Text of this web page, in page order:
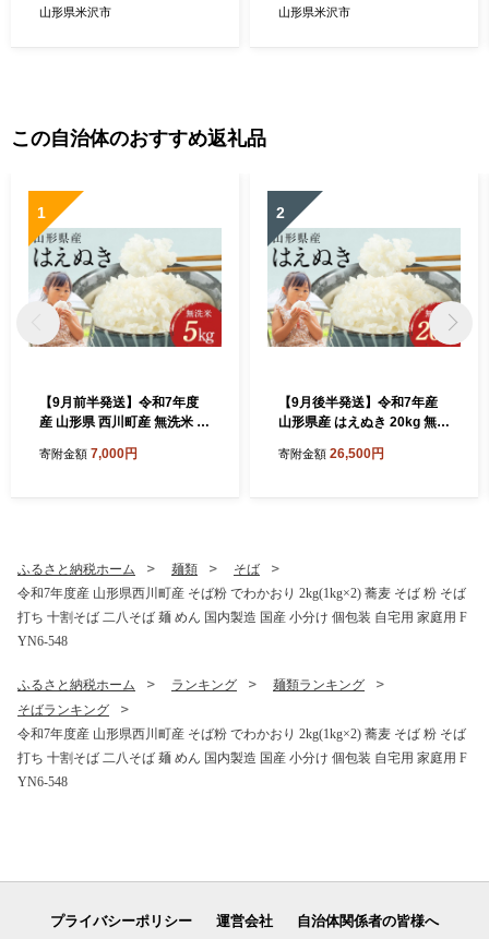
自然栽培そば 干しそば 常温
山形県米沢市
用 自然栽培そば 干しそば 常
山形県米沢市
この自治体のおすすめ返礼品
1
【9月前半発送】令和7年度
産 山形県 西川町産 無洗米 は
ブランド米 ごはん ご飯 節水
寄附金額 7,000円
2
【9月後半発送】令和7年産
山形県産 はえぬき 20kg 無洗
ん ご飯 白米 国産 ブランド米
寄附金額 26,500円
ふるさと納税ホーム 麺類
そば
令和7年度産 山形県西川町産 そば粉 でわかおり 2kg(1kg×2) 蕎麦 そば 粉 そば
打ち 十割そば 二八そば 麺 めん 国内製造 国産 小分け 個包装 自宅用 家庭用 F
YN6-548
ふるさと納税ホーム ランキング
麺類ランキング
そばランキング
令和7年度産 山形県西川町産 そば粉 でわかおり 2kg(1kg×2) 蕎麦 そば 粉 そば
打ち 十割そば 二八そば 麺 めん 国内製造 国産 小分け 個包装 自宅用 家庭用 F
YN6-548
プライバシーポリシー 運営会社 自治体関係者の皆様へ